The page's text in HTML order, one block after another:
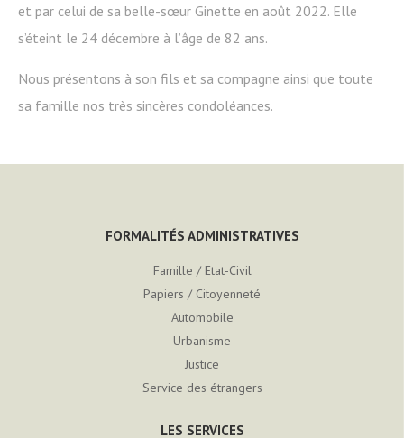
et par celui de sa belle-sœur Ginette en août 2022. Elle
s’éteint le 24 décembre à l’âge de 82 ans.
Nous présentons à son fils et sa compagne ainsi que toute
sa famille nos très sincères condoléances.
FORMALITÉS ADMINISTRATIVES
Famille / Etat-Civil
Papiers / Citoyenneté
Automobile
Urbanisme
Justice
Service des étrangers
LES SERVICES